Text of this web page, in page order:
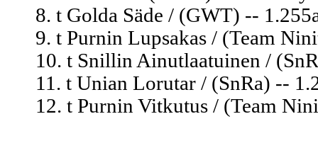
8. t Golda Säde / (GWT) --
9. t Purnin Lupsakas / (Team
10. t Snillin Ainutlaatuinen /
11. t Unian Lorutar / (SnRa) --
12. t Purnin Vitkutus / (Team